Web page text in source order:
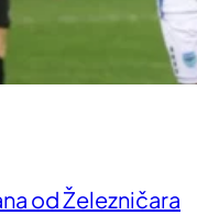
od Železničara